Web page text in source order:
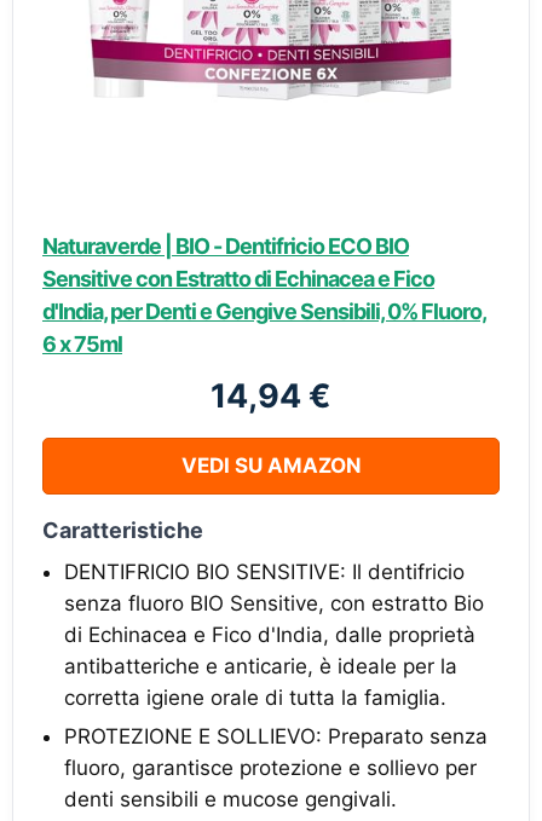
Naturaverde | BIO - Dentifricio ECO BIO
Sensitive con Estratto di Echinacea e Fico
d'India, per Denti e Gengive Sensibili, 0% Fluoro,
6 x 75ml
14,94 €
VEDI SU AMAZON
Caratteristiche
DENTIFRICIO BIO SENSITIVE: Il dentifricio
senza fluoro BIO Sensitive, con estratto Bio
di Echinacea e Fico d'India, dalle proprietà
antibatteriche e anticarie, è ideale per la
corretta igiene orale di tutta la famiglia.
PROTEZIONE E SOLLIEVO: Preparato senza
fluoro, garantisce protezione e sollievo per
denti sensibili e mucose gengivali.